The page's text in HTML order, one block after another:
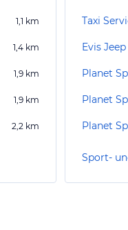
1,1 km
1,4 km
1,9 km
1,9 km
2,2 km
Taxi
Evis
Planet
Planet
Planet
Sport-